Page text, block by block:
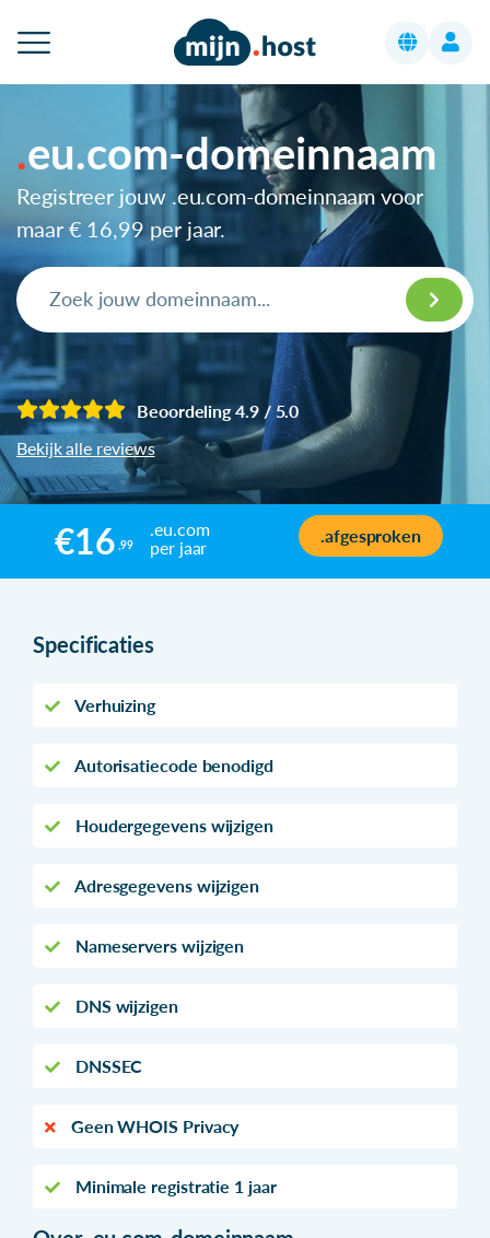
eu.com-domeinnaam
Registreer jouw .eu.com-domeinnaam voor
maar € 16,99 per jaar.
Beoordeling 4.9 / 5.0
Bekijk alle reviews
€16 ,99
.eu.com
per jaar
.afgesproken
Specificaties
Verhuizing
Autorisatiecode benodigd
Houdergegevens wijzigen
Adresgegevens wijzigen
Nameservers wijzigen
DNS wijzigen
DNSSEC
Geen WHOIS Privacy
Minimale registratie 1 jaar